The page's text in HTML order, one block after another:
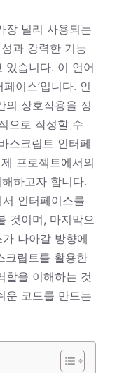
장 널리 사용되는
과 강력한 기능
있습니다. 이 언어
이스’입니다. 인
의 상호작용을 정
으로 작성할 수
스크립트 인터페
프로젝트에서의
하고자 합니다.
인터페이스를
것이며, 마지막으
나아갈 방향에
크립트를 활용한
할을 이해하는 것
운 코드를 만드는